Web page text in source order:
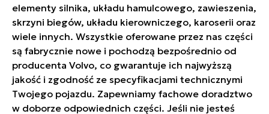
elementy silnika, układu hamulcowego, zawieszenia,
skrzyni biegów, układu kierowniczego, karoserii oraz
wiele innych. Wszystkie oferowane przez nas części
są fabrycznie nowe i pochodzą bezpośrednio od
producenta Volvo, co gwarantuje ich najwyższą
jakość i zgodność ze specyfikacjami technicznymi
Twojego pojazdu. Zapewniamy fachowe doradztwo
w doborze odpowiednich części. Jeśli nie jesteś